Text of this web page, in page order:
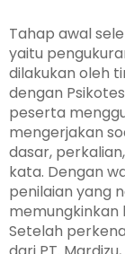
Tahap awal
yaitu
dilakukan oleh
dengan
peserta
mengerjakan
dasar,
kata. Dengan
penilaian yang
memungkinkan
Setelah